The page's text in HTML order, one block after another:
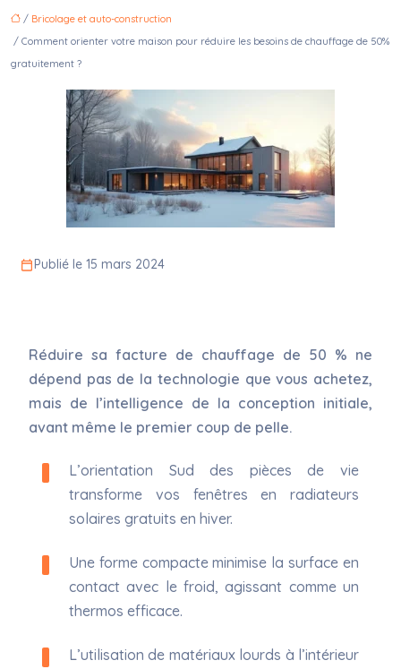
/ Bricolage et auto-construction
/ Comment orienter votre maison pour réduire les besoins de chauffage de 50%
gratuitement ?
Publié le 15 mars 2024
Réduire sa facture de chauffage de 50 % ne
dépend pas de la technologie que vous achetez,
mais de l’intelligence de la conception initiale,
avant même le premier coup de pelle.
L’orientation Sud des pièces de vie
transforme vos fenêtres en radiateurs
solaires gratuits en hiver.
Une forme compacte minimise la surface en
contact avec le froid, agissant comme un
thermos efficace.
L’utilisation de matériaux lourds à l’intérieur